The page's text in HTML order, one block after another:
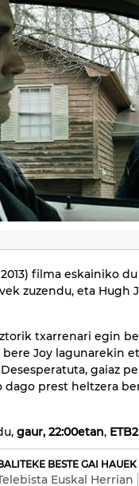
filma eskainiko du
zuzendu, eta Hugh
txarrenari egin
Joy lagunarekin
gaiaz
dago prest heltzera
gaur, 22:00etan, ETB2
BESTE GAI
Euskal Herrian